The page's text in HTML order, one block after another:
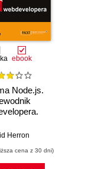
ebook
Node.js.
Herron
cena z 30 dni)